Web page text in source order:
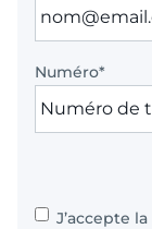
Numéro*
Consent*
J’accepte la